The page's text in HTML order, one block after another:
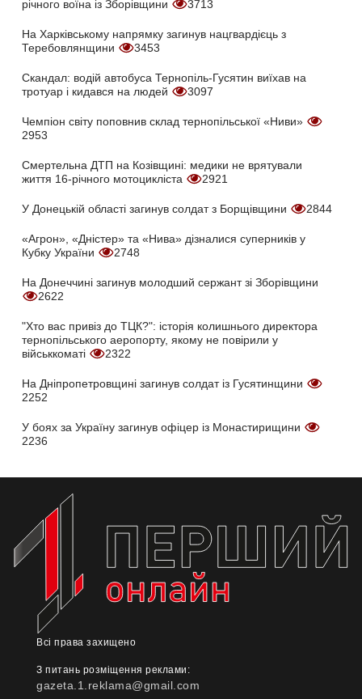
річного воїна із Зборівщини
3713
На Харківському напрямку загинув нацгвардієць з
Теребовлянщини
3453
Скандал: водій автобуса Тернопіль-Гусятин виїхав на
тротуар і кидався на людей
3097
Чемпіон світу поповнив склад тернопільської «Ниви»
2953
Смертельна ДТП на Козівщині: медики не врятували
життя 16-річного мотоцикліста
2921
У Донецькій області загинув солдат з Борщівщини 2844
«Агрон», «Дністер» та «Нива» дізналися суперників у
Кубку України
2748
На Донеччині загинув молодший сержант зі Зборівщини
2622
"Хто вас привіз до ТЦК?": історія колишнього директора
тернопільського аеропорту, якому не повірили у
військкоматі
2322
На Дніпропетровщині загинув солдат із Гусятинщини
2252
У боях за Україну загинув офіцер із Монастирищини
2236
Всі права захищено
З питань розміщення реклами:
gazeta.1.reklama@gmail.com